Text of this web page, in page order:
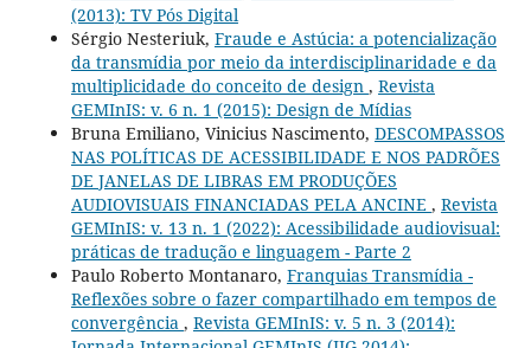
(2013): TV Pós Digital
Sérgio Nesteriuk, Fraude e Astúcia: a potencialização
da transmídia por meio da interdisciplinaridade e da
multiplicidade do conceito de design , Revista
GEMInIS: v. 6 n. 1 (2015): Design de Mídias
Bruna Emiliano, Vinicius Nascimento, DESCOMPASSOS
NAS POLÍTICAS DE ACESSIBILIDADE E NOS PADRÕES
DE JANELAS DE LIBRAS EM PRODUÇÕES
AUDIOVISUAIS FINANCIADAS PELA ANCINE , Revista
GEMInIS: v. 13 n. 1 (2022): Acessibilidade audiovisual:
práticas de tradução e linguagem - Parte 2
Paulo Roberto Montanaro, Franquias Transmídia -
Reflexões sobre o fazer compartilhado em tempos de
convergência , Revista GEMInIS: v. 5 n. 3 (2014):